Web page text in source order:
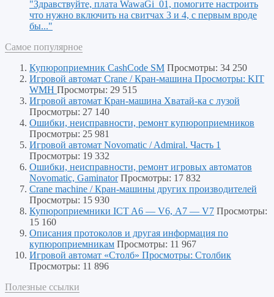
"Здравствуйте, плата WawaGi_01, помогите настроить
что нужно включить на свитчах 3 и 4, с первым вроде
бы..."
Самое популярное
Купюроприемник CashCode SM Просмотры: 34 250
Игровой автомат Crane / Кран-машина Просмотры: KIT
WMH Просмотры: 29 515
Игровой автомат Кран-машина Хватай-ка с лузой
Просмотры: 27 140
Ошибки, неисправности, ремонт купюроприемников
Просмотры: 25 981
Игровой автомат Novomatic / Admiral. Часть 1
Просмотры: 19 332
Ошибки, неисправности, ремонт игровых автоматов
Novomatic, Gaminator Просмотры: 17 832
Crane machine / Кран-машины других производителей
Просмотры: 15 930
Купюроприемники ICT A6 — V6, А7 — V7 Просмотры:
15 160
Описания протоколов и другая информация по
купюроприемникам Просмотры: 11 967
Игровой автомат «Столб» Просмотры: Столбик
Просмотры: 11 896
Полезные ссылки